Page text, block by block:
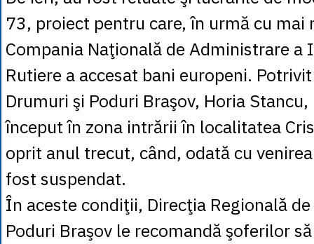
73, proiect pentru care, în urmă cu mai
Compania Naţională de Administrare
Rutiere a accesat bani europeni.
Drumuri şi Poduri Braşov, Horia
început în zona intrării în localitatea
oprit anul trecut, când, odată cu
fost suspendat.
În aceste condiţii, Direcţia Regională
Poduri Braşov le recomandă şoferilor